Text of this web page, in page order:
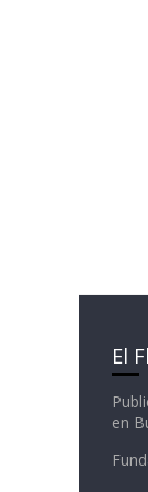
El
en